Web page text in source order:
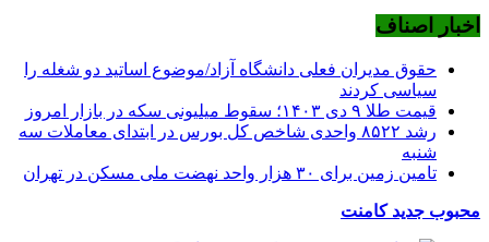
اخبار اصناف
حقوق مدیران فعلی دانشگاه آزاد/موضوع اساتید دو شغله را
سیاسی کردند
قیمت طلا ۹ دی ۱۴۰۳؛ سقوط میلیونی سکه در بازار امروز
رشد ۸۵۲۲ واحدی شاخص کل بورس در ابتدای معاملات سه
شنبه
تامین زمین برای ۳۰ هزار واحد نهضت ملی مسکن در تهران
محبوب جدیدکامنت